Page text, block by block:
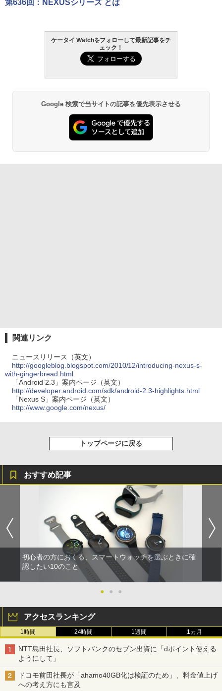
第636回：NEXUSシリーズ とは
ケータイ Watchをフォローして最新記事をチ
ェック！
Google 検索で当サイトの記事を優先表示させる
関連リンク
ニュースリリース（英文）
http://googleblog.blogspot.com/2010/12/introducing-nexus-s-
with-gingerbread.html
「Android 2.3」案内ページ（英文）
http://developer.android.com/sdk/android-2.3-highlights.html
「Nexus S」案内ページ（英文）
http://www.google.com/nexus/
トップページに戻る
おすすめ記事
初心者の方におくる、スマートウォッチを選ぶときに確
認したい10のこと
● ● ●
アクセスランキング
1時間 24時間 1週間 1カ月
NTT島田社長、ソフトバンクのセブン出資に「dポイント使える
ようにして」
ドコモ前田社長が「ahamo40GB化は検証のため」、料金値上げ
への考え方にも言及